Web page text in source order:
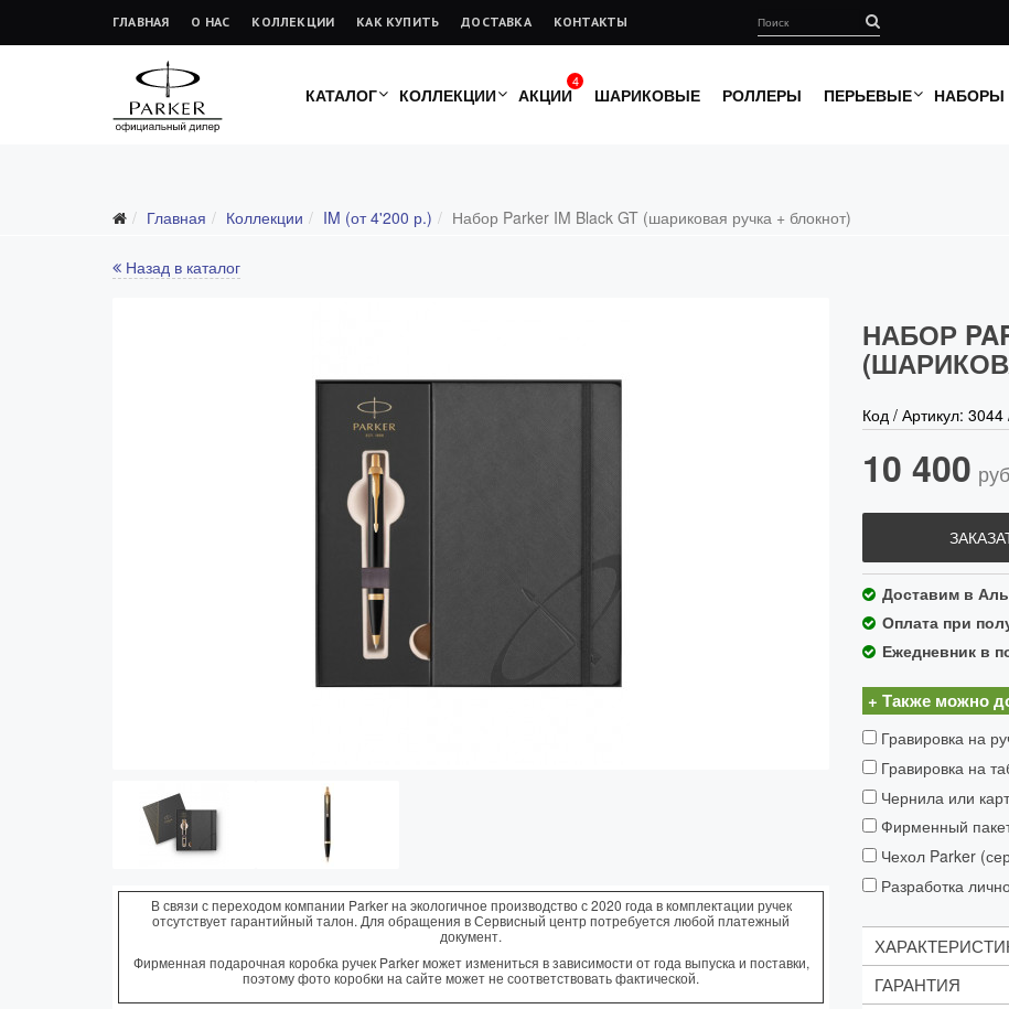
ГЛАВНАЯ О НАС КОЛЛЕКЦИИ КАК КУПИТЬ ДОСТАВКА КОНТАКТЫ
КАТАЛОГ КОЛЛЕКЦИИ
4
АКЦИИ ШАРИКОВЫЕ РОЛЛЕРЫ ПЕРЬЕВЫЕ НАБОРЫ
Главная Коллекции IM (от 4'200 р.) Набор Parker IM Black GT (шариковая ручка + блокнот)
Назад в каталог
В связи с переходом компании Parker на экологичное производство с 2020 года в комплектации ручек
отсутствует гарантийный талон. Для обращения в Сервисный центр потребуется любой платежный
документ.
Фирменная подарочная коробка ручек Parker может измениться в зависимости от года выпуска и поставки,
поэтому фото коробки на сайте может не соответствовать фактической.
НАБОР
Код / Артикул: 3044
10 400
Доставим в
Оплата при
Ежедневник в
+ Также можно
Гравировка на
Гравировка на
Чернила или
Фирменный
Чехол Parker
Разработка
ГАРАНТИЯ
Все коллекции
Duofold (от 66'316 р.)
Parker 51 (от 14'600 р.)